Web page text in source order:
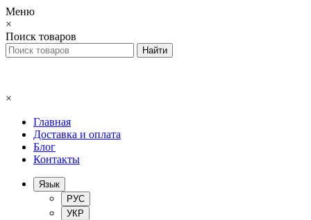
Меню
×
Поиск товаров
×
Главная
Доставка и оплата
Блог
Контакты
Язык
РУС
УКР